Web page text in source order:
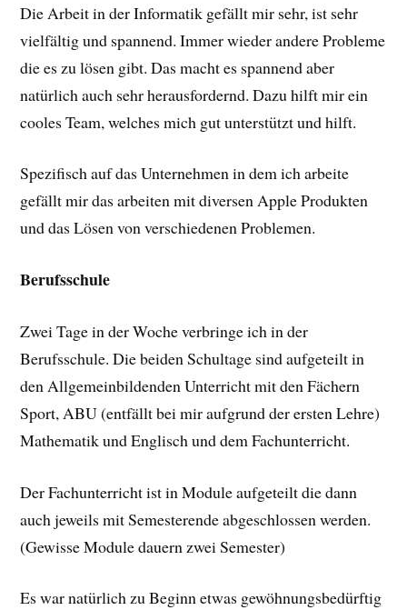
Die Arbeit in der Informatik gefällt mir sehr, ist sehr
vielfältig und spannend. Immer wieder andere Probleme
die es zu lösen gibt. Das macht es spannend aber
natürlich auch sehr herausfordernd. Dazu hilft mir ein
cooles Team, welches mich gut unterstützt und hilft.
Spezifisch auf das Unternehmen in dem ich arbeite
gefällt mir das arbeiten mit diversen Apple Produkten
und das Lösen von verschiedenen Problemen.
Berufsschule
Zwei Tage in der Woche verbringe ich in der
Berufsschule. Die beiden Schultage sind aufgeteilt in
den Allgemeinbildenden Unterricht mit den Fächern
Sport, ABU (entfällt bei mir aufgrund der ersten Lehre)
Mathematik und Englisch und dem Fachunterricht.
Der Fachunterricht ist in Module aufgeteilt die dann
auch jeweils mit Semesterende abgeschlossen werden.
(Gewisse Module dauern zwei Semester)
Es war natürlich zu Beginn etwas gewöhnungsbedürftig